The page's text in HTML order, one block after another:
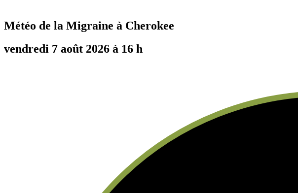
Météo de la Migraine à Cherokee
vendredi 7 août 2026 à 16 h